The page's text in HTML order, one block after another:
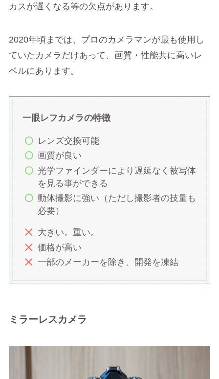
カスが遅くなる等の欠点があります。
2020年頃までは、プロのカメラマンが最も使用し
ていたカメラだけあって、画質・性能共に高いレ
ベルにあります。
一眼レフカメラの特徴
レンズ交換可能
画質が良い
光学ファインダーにより遅延なく被写体
を見る事ができる
動体撮影に強い（ただし撮影者の技量も
必要）
大きい。重い。
価格が高い
一部のメーカーを除き、開発を凍結
ミラーレスカメラ